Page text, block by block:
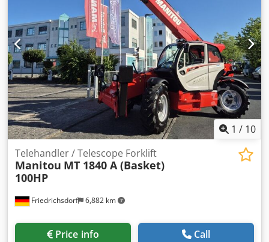
Front tyres type: pneumatic Front tyres size: 500/80-24
Front tyres condition: 80–100% Rear tyres type: pneumatic
Dodpsyfivkefx Apmeck Rear tyres size: 500/80-24 Rear tyres
condition: 80–100% 3rd valve,
1 / 10
Friedrichsdorf 6,882 km
Telehandler / Telescope Forklift
Manitou MT 1840 A (Basket)
100HP
Price info Call